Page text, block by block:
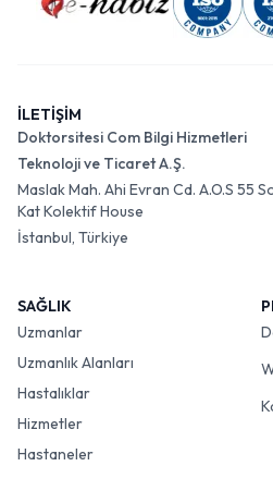
İLETİŞİM
Doktorsitesi Com Bilgi Hizmetleri
Teknoloji ve Ticaret A.Ş.
Maslak Mah. Ahi Evran Cd. A.O.S 55
Kat Kolektif House
İstanbul, Türkiye
SAĞLIK
Uzmanlar
Uzmanlık Alanları
Hastalıklar
Hizmetler
Hastaneler